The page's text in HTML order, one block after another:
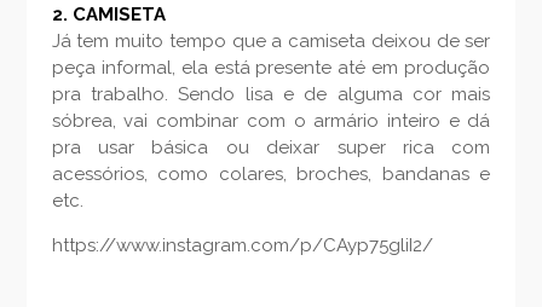
2. CAMISETA
Já tem muito tempo que a camiseta deixou de ser
peça informal, ela está presente até em produção
pra trabalho. Sendo lisa e de alguma cor mais
sóbrea, vai combinar com o armário inteiro e dá
pra usar básica ou deixar super rica com
acessórios, como colares, broches, bandanas e
etc.
https://www.instagram.com/p/CAyp75gliI2/